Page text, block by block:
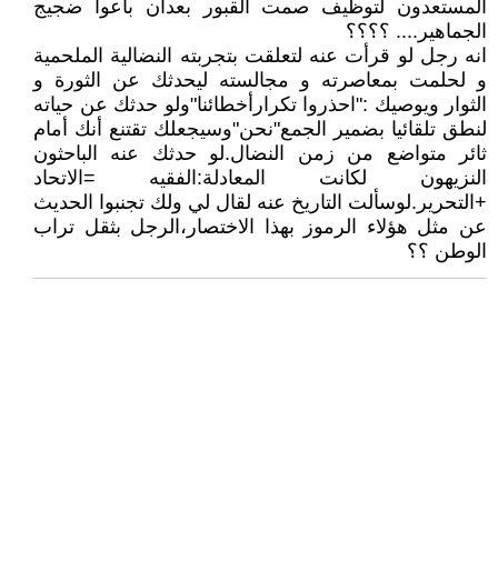
المستعدون لتوظيف صمت القبور بعدأن باعوا ضجيج
الجماهير.... ؟؟؟؟
انه رجل لو قرأت عنه لتعلقت بتجربته النضالية الملحمية
و لحلمت بمعاصرته و مجالسته ليحدثك عن الثورة و
الثوار ويوصيك :"احذروا تكرارأخطائنا"ولو حدثك عن حياته
لنطق تلقائيا بضمير الجمع"نحن"وسيجعلك تقتنع أنك أمام
ثائر متواضع من زمن النضال.لو حدثك عنه الباحثون
النزيهون لكانت المعادلة:الفقيه =الاتحاد
+التحرير.لوسألت التاريخ عنه لقال لي ولك تجنبوا الحديث
عن مثل هؤلاء الرموز بهذا الاختصار،الرجل بثقل تراب
الوطن ؟؟